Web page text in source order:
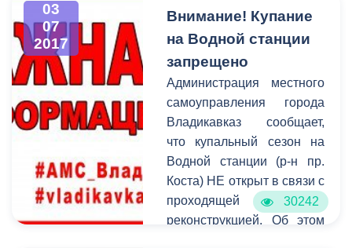
администрации
Владикавказа.
профессионального и
воспитанники
образовательных
организаций
дополнительного
образования детей, а
также научные
руководители, педагоги-
наставники, специалисты-
организаторы работы с
творчески одаренной
03
07
2017
Внимание! Купание
на Водной станции
запрещено
Администрация местного
самоуправления города
Владикавказ сообщает,
что купальный сезон на
Водной станции (р-н пр.
Коста) НЕ открыт в связи с
проходящей
реконструкцией. Об этом
30242